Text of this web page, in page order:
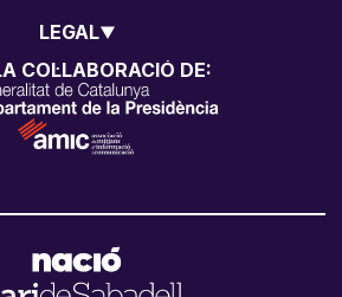
LEGAL
COL·LABORACIÓ DE: